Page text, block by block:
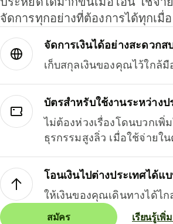
จัดการทุกอย่างที่ต้องการได้ทุกเ
จัดการเงินได้อย่างสะดวกส
เก็บสกุลเงินของคุณไว้ใกล้
บัตรสำหรับใช้งานระหว่างป
ไม่ต้องห่วงเรื่องโดนบวกเ
ธุรกรรมสูงลิ่ว เมื่อใช้จ่ายใ
โอนเงินไปต่างประเทศได้
ให้เงินของคุณเดินทางได้ไก
สมัคร เรียนรู้เพิ่